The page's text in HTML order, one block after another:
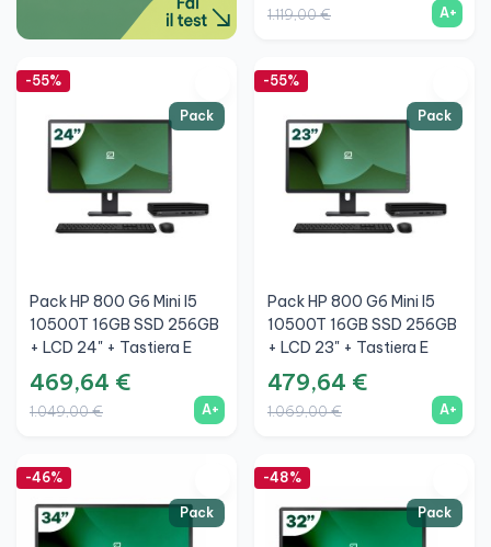
1.119,00 € A+
Pack
-55%
Pack HP 800 G6 Mini I5
10500T 16GB SSD 256GB
+ LCD 24" + Tastiera E
Mouse Wireless + WiFi
469,64 €
1.049,00 € A+
Pack
-55%
Pack HP 800 G6 Mini I5
10500T 16GB SSD 256GB
+ LCD 23" + Tastiera E
Mouse Wireless + WiFi
479,64 €
1.069,00 € A+
Pack
-46%
Pack
-48%